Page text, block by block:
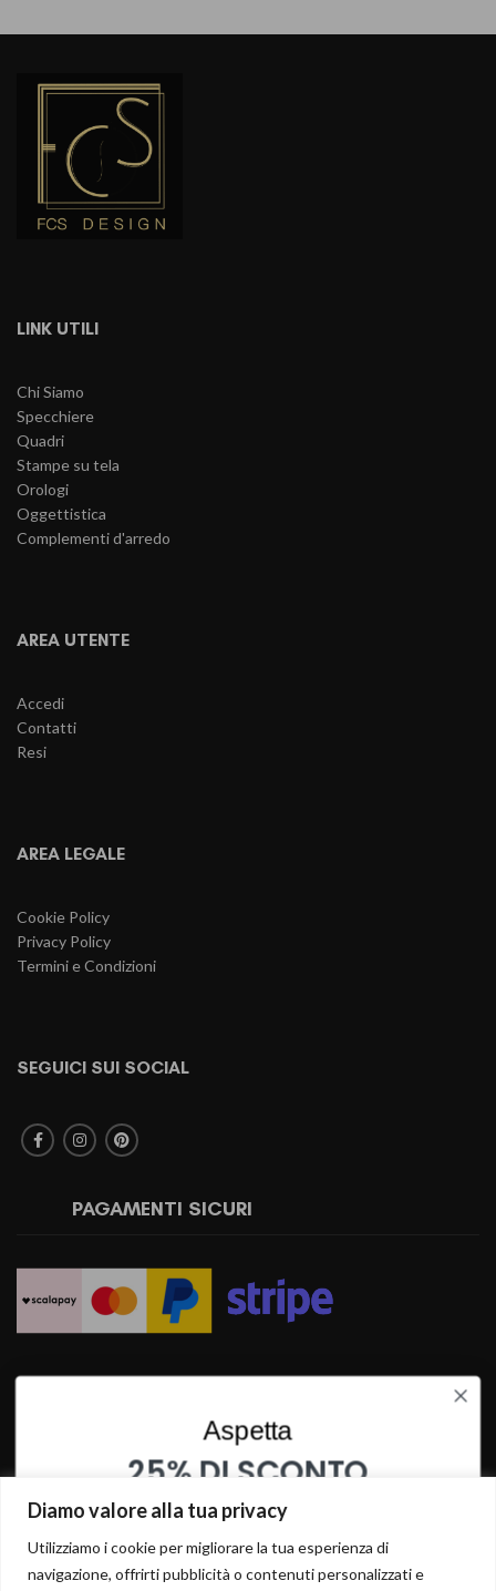
Diamo valore alla tua privacy
Utilizziamo i cookie per migliorare la tua esperienza di
navigazione, offrirti pubblicità o contenuti personalizzati e
LINK UTILI
Chi Siamo
Specchiere
Quadri
Stampe su tela
Orologi
Oggettistica
Complementi d'arredo
AREA UTENTE
Accedi
Contatti
Resi
AREA LEGALE
Cookie Policy
Privacy Policy
Termini e Condizioni
SEGUICI SUI SOCIAL
PAGAMENTI SICURI
Aspetta
25% DI SCONTO
SU QUESTO PRODOTTO
INSERISCI I TUOI DATI PER OTTENERE LO SCONTO